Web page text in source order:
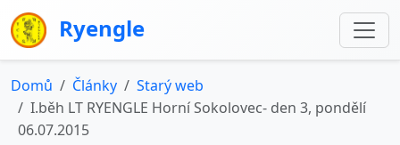
Ryengle
Domů Články
Starý web
I.běh LT RYENGLE Horní Sokolovec- den 3, pondělí
06.07.2015